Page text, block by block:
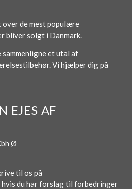
over de mest populære
bliver solgt i Danmark.
et utal af
Vi hjælper dig på
EJES AF
Ø
til os på
du har forslag til forbedringer